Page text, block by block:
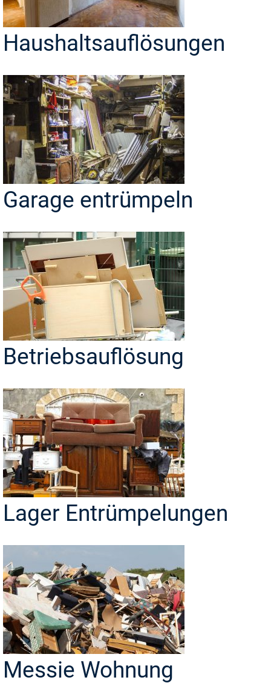
Haushaltsauflösungen
Garage entrümpeln
Betriebsauflösung
Lager Entrümpelungen
Messie Wohnung